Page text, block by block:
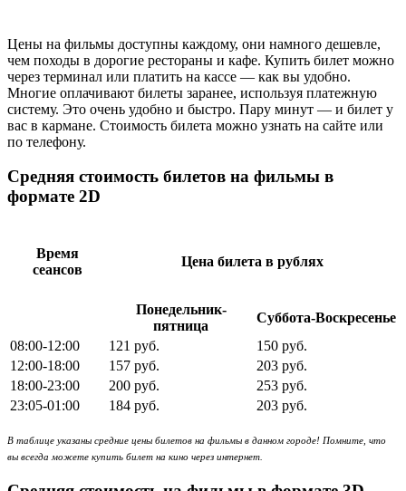
Цены на фильмы доступны каждому, они намного дешевле,
чем походы в дорогие рестораны и кафе. Купить билет можно
через терминал или платить на кассе — как вы удобно.
Многие оплачивают билеты заранее, используя платежную
систему. Это очень удобно и быстро. Пару минут — и билет у
вас в кармане. Стоимость билета можно узнать на сайте или
по телефону.
Средняя стоимость билетов на фильмы в
формате 2D
Время
сеансов
Цена билета в рублях
Понедельник-
пятница
Суббота-Воскресенье
08:00-12:00
121 руб.
150 руб.
12:00-18:00
157 руб.
203 руб.
18:00-23:00
200 руб.
253 руб.
23:05-01:00
184 руб. 203 руб.
В таблице указаны средние цены билетов на фильмы в данном городе! Помните, что
вы всегда можете купить билет на кино через интернет.